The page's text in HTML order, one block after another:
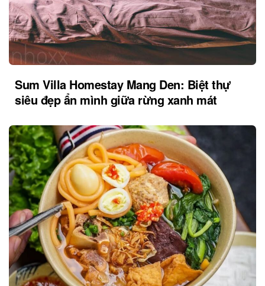
Sum Villa Homestay Mang Den: Biệt thự
siêu đẹp ẩn mình giữa rừng xanh mát